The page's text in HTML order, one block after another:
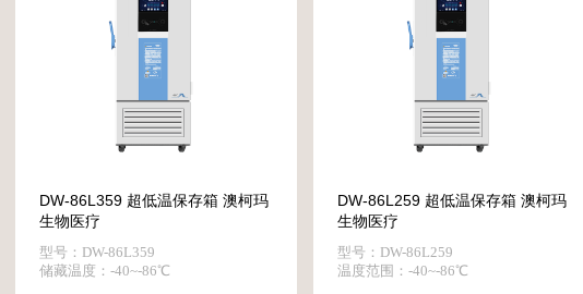
DW-86L359 超低温保存箱 澳柯玛
生物医疗
型号：DW-86L359
储藏温度：-40~-86℃
DW-86L259 超低温保存箱 澳柯玛
生物医疗
型号：DW-86L259
温度范围：-40~-86℃